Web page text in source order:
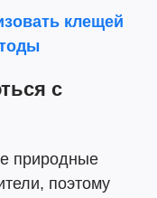
клещей
с
природные
поэтому